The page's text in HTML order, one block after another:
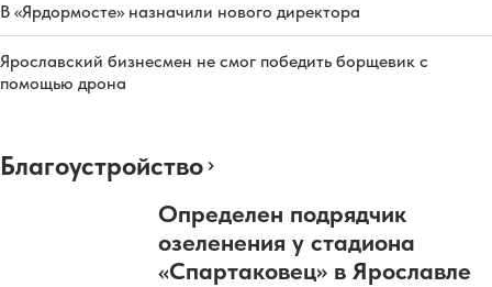
В «Ярдормосте» назначили нового директора
Ярославский бизнесмен не смог победить борщевик с
помощью дрона
Благоустройство
Определен подрядчик
озеленения у стадиона
«Спартаковец» в Ярославле